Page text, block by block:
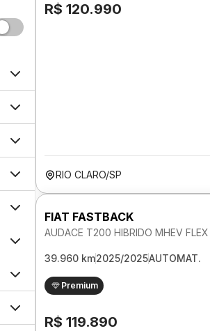
R$ 120.990
RIO CLARO/SP
FIAT FASTBACK
AUDACE T200 HIBRIDO MHEV
39.960 km2025/2025AUTOMAT.
Premium
R$ 119.890